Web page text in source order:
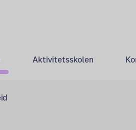
Aktivitetsskolen